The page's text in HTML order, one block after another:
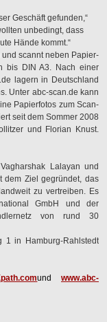
Geschäft gefunden,“
unbedingt, dass
Hände kommt.“
scannt neben Papier-
bis DIN A3. Nach einer
lagern in Deutschland
Unter abc-scan.de kann
Papierfotos zum Scan-
seit dem Sommer 2008
und Florian Knust.
Lalayan und
dem Ziel gegründet, das
zu vertreiben. Es
GmbH und der
von rund 30
1 in Hamburg-Rahlstedt
und www.abc-